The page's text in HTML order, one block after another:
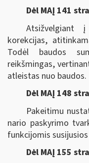
Dėl MAĮ 141
Atsižvelgiant
korekcijas,
Todėl baudos
reikšmingas,
atleistas nuo baudos.
Dėl MAĮ 148
Pakeitimu
nario paskyrimo
funkcijomis
Dėl MAĮ 155